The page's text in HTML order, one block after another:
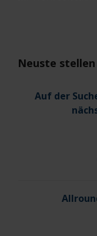
Neuste stellen
Auf der